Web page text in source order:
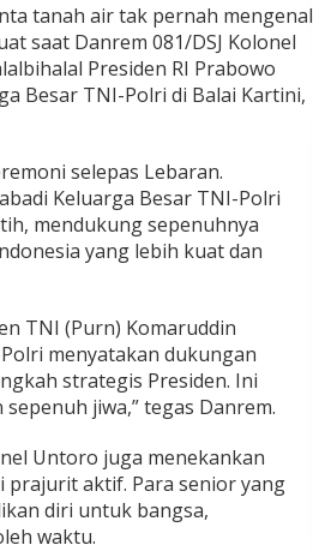
tanah air tak pernah mengenal
saat Danrem 081/DSJ Kolonel
Presiden RI Prabowo
Besar TNI-Polri di Balai Kartini,
selepas Lebaran.
Keluarga Besar TNI-Polri
mendukung sepenuhnya
yang lebih kuat dan
TNI (Purn) Komaruddin
menyatakan dukungan
strategis Presiden. Ini
jiwa,” tegas Danrem.
Untoro juga menekankan
prajurit aktif. Para senior yang
diri untuk bangsa,
waktu.